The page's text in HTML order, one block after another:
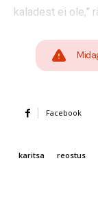
kaladest ei ole,”
Facebook
karitsa reostus